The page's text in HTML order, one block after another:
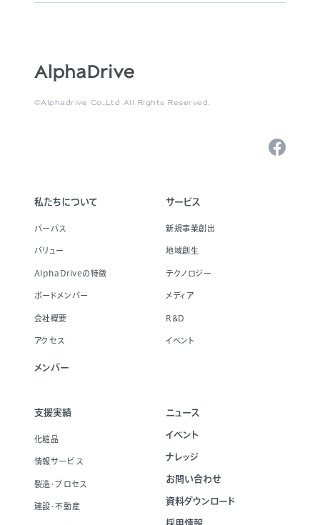
©Alphadrive Co.,Ltd All Rights Reserved.
私たちについて
パーパス
バリュー
AlphaDriveの特徴
ボードメンバー
会社概要
アクセス
メンバー
サービス
新規事業創出
地域創生
テクノロジー
メディア
R&D
イベント
支援実績
化粧品
情報サービス
製造・プロセス
建設・不動産
ニュース
イベント
ナレッジ
お問い合わせ
資料ダウンロード